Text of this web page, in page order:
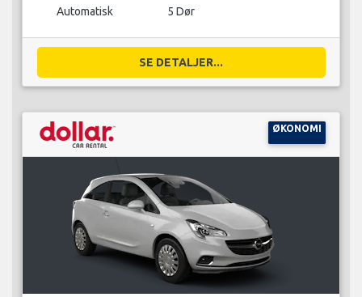
Automatisk 5 Dør
SE DETALJER...
ØKONOMI